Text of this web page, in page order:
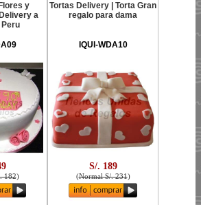
y
a
182)
Tortas Delivery | Torta Gran
regalo para dama
IQUI-WDA10
S/. 189
(Normal S/. 231)